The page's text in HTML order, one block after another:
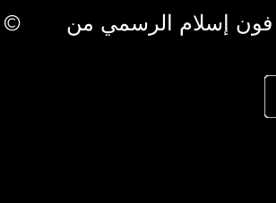
إسلام الرسمي من
© 2007 - 2026 | جميع الحقوق محفوظة لشركة